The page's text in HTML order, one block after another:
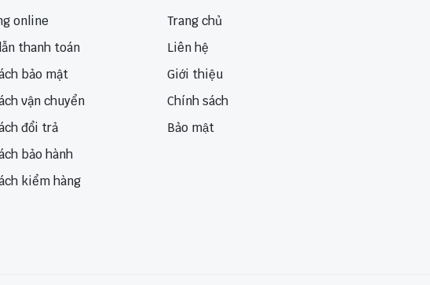
online
thanh toán
bảo mật
vận chuyển
đổi trả
bảo hành
kiểm hàng
Trang chủ
Liên hệ
Giới thiệu
Chính sách
Bảo mật